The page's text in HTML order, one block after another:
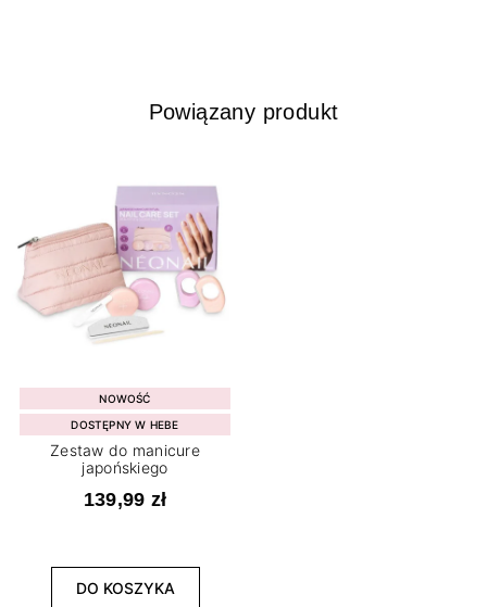
Powiązany produkt
NOWOŚĆ
DOSTĘPNY W HEBE
Zestaw do manicure
japońskiego
139,99 zł
DO KOSZYKA